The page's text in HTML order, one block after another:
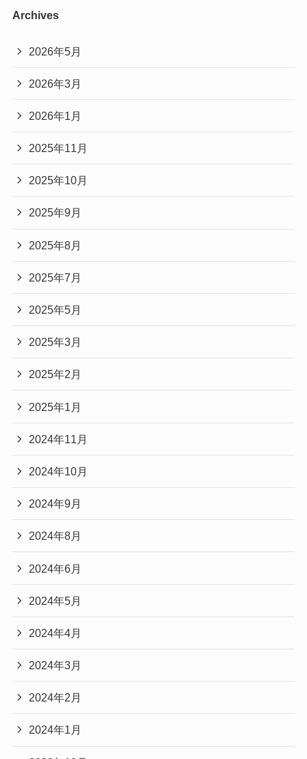
Archives
2026年5月
2026年3月
2026年1月
2025年11月
2025年10月
2025年9月
2025年8月
2025年7月
2025年5月
2025年3月
2025年2月
2025年1月
2024年11月
2024年10月
2024年9月
2024年8月
2024年6月
2024年5月
2024年4月
2024年3月
2024年2月
2024年1月